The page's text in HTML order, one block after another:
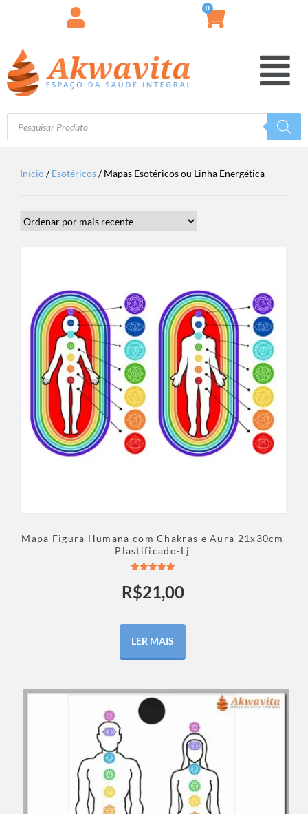
0
Início/Esotéricos/ Mapas Esotéricos ou Linha Energética
Mapa Figura Humana com Chakras e Aura 21x30cm
Plastificado-Lj
5.00
de 5
R$21,00
LER MAIS